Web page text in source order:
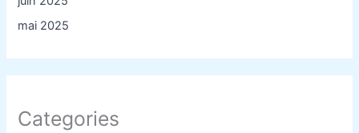
mai 2025
Categories